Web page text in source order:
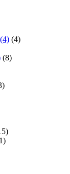
(4) (4)
(8)